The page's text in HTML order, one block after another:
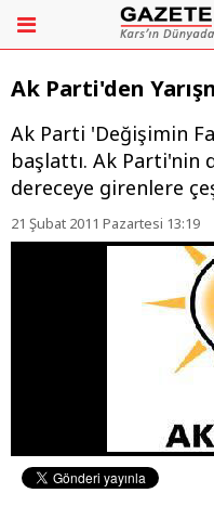
Ak Parti'den
Ak Parti 'Değişimin
başlattı. Ak Parti'nin
dereceye girenlere
21 Şubat 2011 Pazartesi 13:19